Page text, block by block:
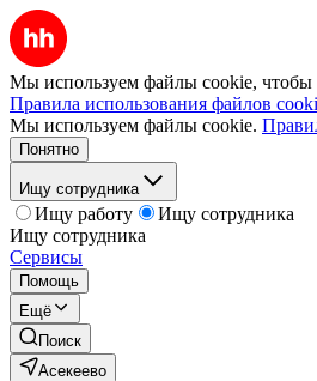
Мы используем файлы cookie, чтобы
Правила использования файлов
Мы используем файлы cookie.
Понятно
Ищу сотрудника
Ищу работу
Ищу сотрудника
Ищу сотрудника
Сервисы
Помощь
Ещё
Поиск
Асекеево